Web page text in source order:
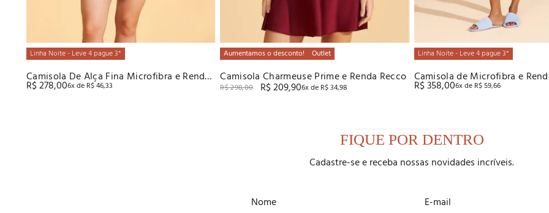
Linha Noite - Leve 4 pague 3*
Camisola De Alça Fina Microfibra e Renda
Recco
R$278,006x de R$46,33
Aumentamos o desconto! Outlet
Camisola Charmeuse Prime e Renda Recco
R$298,00 R$209,906x de R$34,98
Linha Noite - Leve 4 pague 3*
Camisola de Microfibra e
R$358,006x de R$59,66
FIQUE POR DENTRO
Cadastre-se e receba nossas novidades incríveis.